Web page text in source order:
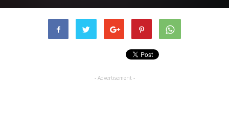
- Advertisement -